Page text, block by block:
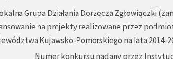
Grupa Działania Dorzecza Zgłowiączki
na projekty realizowane przez
Kujawsko-Pomorskiego na lata 2014-
Numer konkursu nadany przez